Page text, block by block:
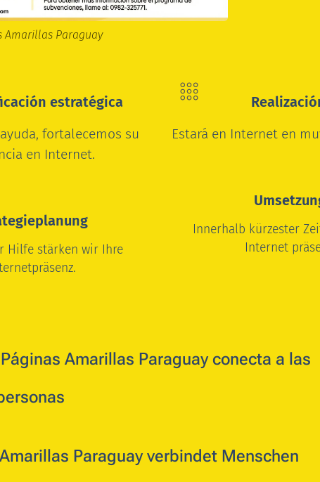
Amarillas Paraguay
estratégica
fortalecemos su
en Internet.
Hilfe stärken wir Ihre
Estará en Internet en
Innerhalb kürzester
Internet
Amarillas Paraguay conecta a las
Paraguay verbindet Menschen